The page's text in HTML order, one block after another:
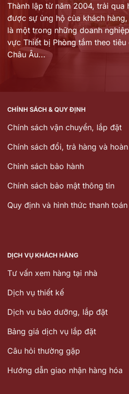
Thành lập từ năm 2004, trải qua
được sự ủng hộ của khách hàng,
là một trong những doanh
vực Thiết bị Phòng tắm theo tiêu
Châu Âu...
CHÍNH SÁCH & QUY ĐỊNH
Chính sách vận chuyển, lắp đặt
Chính sách đổi, trả hàng và
Chinh sách bảo hành
Chính sách bảo mật thông tin
Quy định và hình thức thanh toán
DỊCH VỤ KHÁCH HÀNG
Tư vấn xem hàng tại nhà
Dịch vụ thiết kế
Dịch vu bảo dưỡng, lắp đặt
Bảng giá dịch vụ lắp đặt
Câu hỏi thường gặp
Hướng dẫn giao nhận hàng hóa